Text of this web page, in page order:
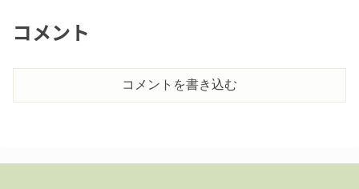
コメント
コメントを書き込む